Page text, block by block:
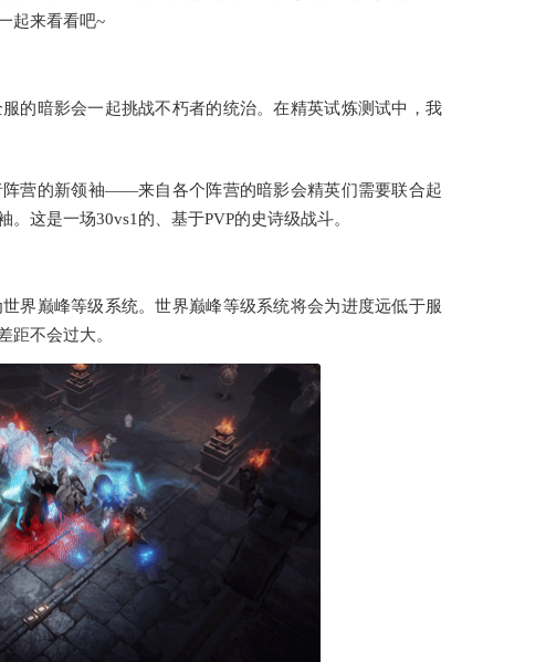
起来看看吧~
的暗影会一起挑战不朽者的统治。在精英试炼测试中，我
营的新领袖——来自各个阵营的暗影会精英们需要联合起
这是一场30vs1的、基于PVP的史诗级战斗。
界巅峰等级系统。世界巅峰等级系统将会为进度远低于服
距不会过大。